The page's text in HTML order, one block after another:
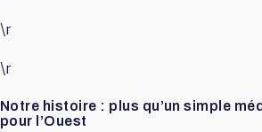
\r
\r
Notre histoire : plus qu’un simple
pour l’Ouest